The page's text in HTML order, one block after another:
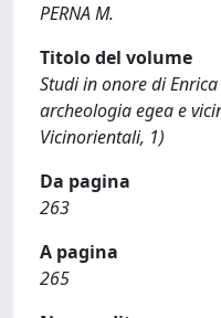
PERNA M.
Titolo del volume
Studi in onore di
archeologia egea e
Vicinorientali, 1)
Da pagina
263
A pagina
265